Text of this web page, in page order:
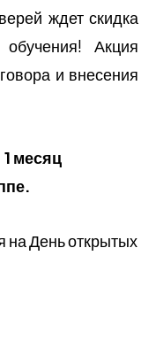
ждет скидка
Акция
и внесения
месяц
на День открытых